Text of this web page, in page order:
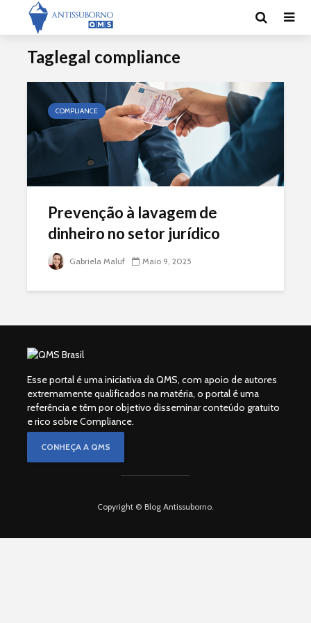
Taglegal compliance
COMPLIANCE
Prevenção à lavagem de
dinheiro no setor jurídico
Gabriela Maluf Maio 9, 2025
Esse portal é uma iniciativa da QMS, com apoio de autores
extremamente qualificados na matéria, o portal é uma
referência e têm por objetivo disseminar conteúdo gratuito
e rico sobre Compliance.
CONHEÇA A QMS
Copyright © Blog Antissuborno.